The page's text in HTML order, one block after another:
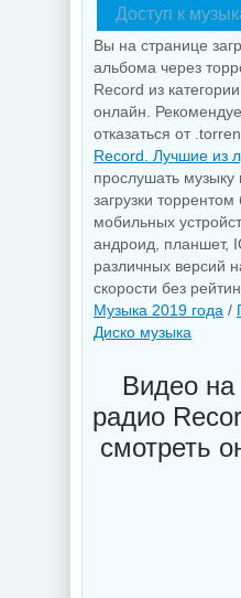
Доступ к
Вы на странице
альбома через
Record из
онлайн.
отказаться от
Record. Лучшие из
прослушать музыку
загрузки
мобильных
андроид, планшет,
различных версий
скорости без
Музыка 2019 года /
Диско музыка
Видео на
радио
смотреть